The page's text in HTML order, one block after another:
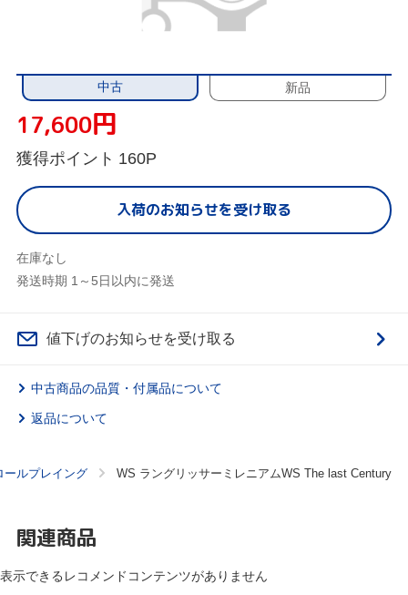
中古 新品
17,600円
獲得ポイント 160P
入荷のお知らせを受け取る
在庫なし
発送時期 1～5日以内に発送
値下げのお知らせを受け取る
中古商品の品質・付属品について
返品について
ールプレイング WS ラングリッサーミレニアムWS The last Century
関連商品
表示できるレコメンドコンテンツがありません